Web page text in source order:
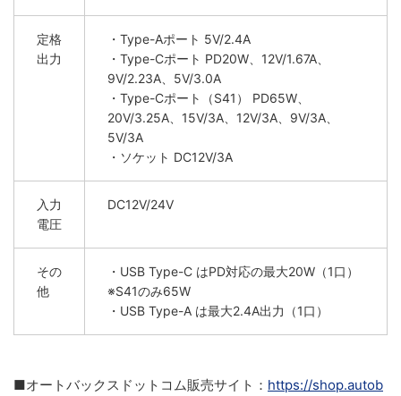
定格
出力
・Type-Aポート 5V/2.4A
・Type-Cポート PD20W、12V/1.67A、
9V/2.23A、5V/3.0A
・Type-Cポート（S41） PD65W、
20V/3.25A、15V/3A、12V/3A、9V/3A、
5V/3A
・ソケット DC12V/3A
入力
電圧
DC12V/24V
その
他
・USB Type-C はPD対応の最大20W（1口）
※S41のみ65W
・USB Type-A は最大2.4A出力（1口）
■オートバックスドットコム販売サイト： https://shop.autob